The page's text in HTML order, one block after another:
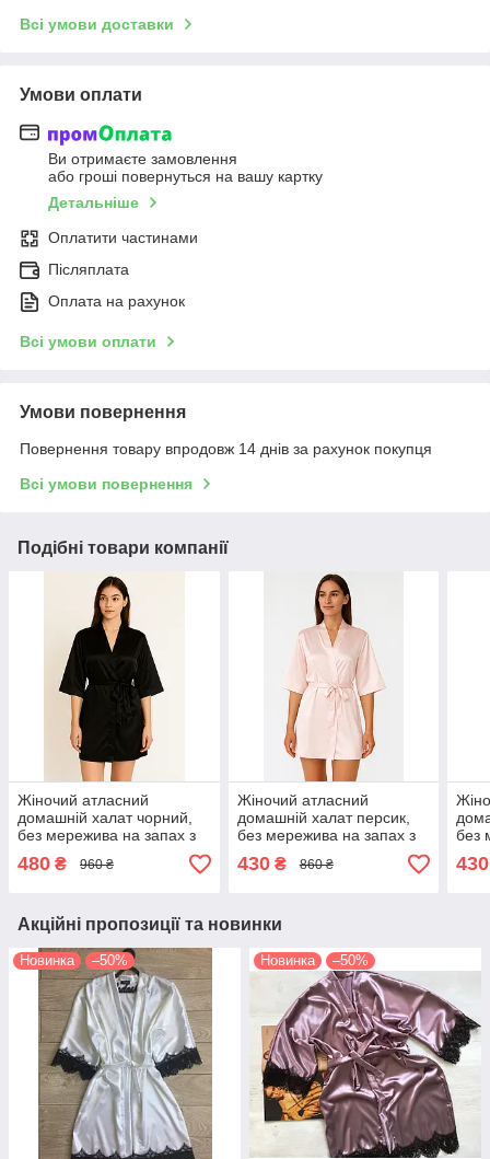
Всі умови доставки
Умови оплати
Ви отримаєте замовлення
або гроші повернуться на вашу картку
Детальніше
Оплатити частинами
Післяплата
Оплата на рахунок
Всі умови оплати
Умови повернення
Повернення товару впродовж 14 днів за рахунок покупця
Всі умови повернення
Подібні товари компанії
Жіночий атласний
домашній халат чорний,
без мережива на запах з
поясом
480 ₴ 960 ₴
Жіночий атласний
домашній халат персик,
без мережива на запах з
поясом
430₴ 860 ₴
без
430
Акційні пропозиції та новинки
Новинка –50% Новинка –50%